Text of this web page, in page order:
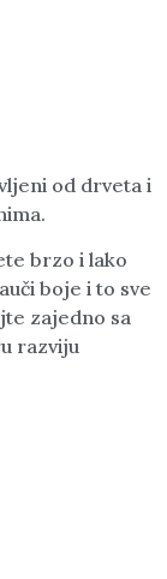
od drveta i
brzo i lako
boje i to sve
zajedno sa
razviju